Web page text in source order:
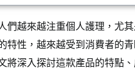
們越來越注重個人護理，尤
特性，越來越受到消費者的
將深入探討這款產品的特點